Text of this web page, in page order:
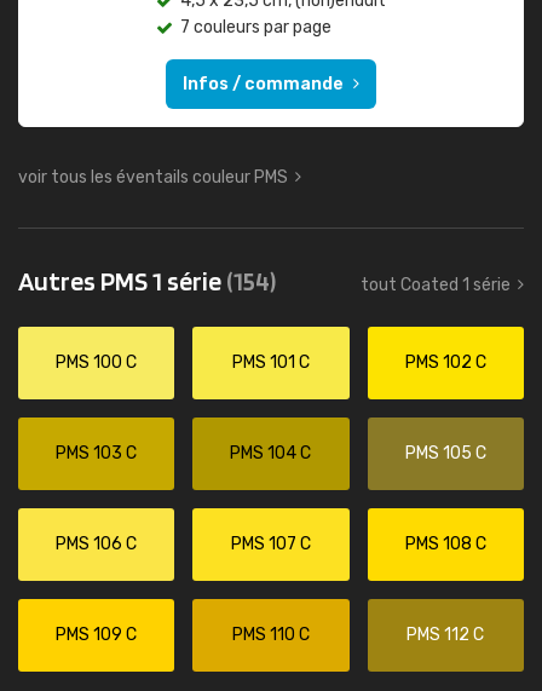
7 couleurs par page
Infos / commande
voir tous les éventails couleur PMS
Autres PMS 1 série(154) tout Coated 1 série
PMS 100 C PMS 101 C PMS 102 C
PMS 103 C PMS 104 C PMS 105 C
PMS 106 C PMS 107 C PMS 108 C
PMS 109 C PMS 110 C PMS 112 C